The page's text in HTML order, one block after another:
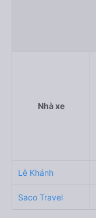
Nhà xe
Lê Khánh
Saco Travel